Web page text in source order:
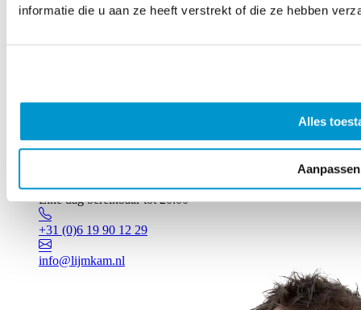
informatie die u aan ze heeft verstrekt of die ze hebben
Alles
Aanpassen
Elke dag bereikbaar tot 20:00
+31 (0)6 19 90 12 29
info@lijmkam.nl